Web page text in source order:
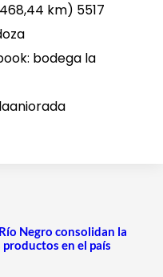
km) 5517
bodega la
Negro consolidan la
productos en el país